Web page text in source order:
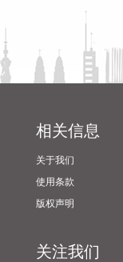
售，公司目前在美
8日，市场监管总
道相关企业持续增
型加快，产业发展
据西藏日报，近日
西藏自治区人民医
获批上市，结束了
相关信息
关于我们
使用条款
版权声明
关注我们